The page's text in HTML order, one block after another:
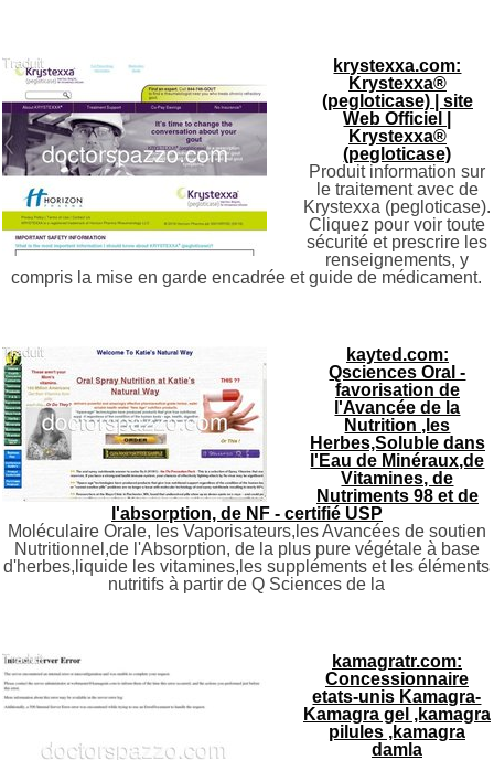
krystexxa.com:
Krystexxa®
(pegloticase) | site
Web Officiel |
Krystexxa®
(pegloticase)
Produit information sur
le traitement avec de
Krystexxa (pegloticase).
Cliquez pour voir toute
sécurité et prescrire les
renseignements, y
compris la mise en garde encadrée et guide de médicament.
kayted.com:
Qsciences Oral -
favorisation de
l'Avancée de la
Nutrition ,les
Herbes,Soluble dans
l'Eau de Minéraux,de
Vitamines, de
Nutriments 98 et de
l'absorption, de NF - certifié USP
Moléculaire Orale, les Vaporisateurs,les Avancées de soutien
Nutritionnel,de l'Absorption, de la plus pure végétale à base
d'herbes,liquide les vitamines,les suppléments et les éléments
nutritifs à partir de Q Sciences de la
kamagratr.com:
Concessionnaire
etats-unis Kamagra-
Kamagra gel ,kamagra
pilules ,kamagra
damla